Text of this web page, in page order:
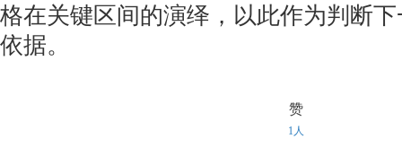
格在关键区间的演绎，以此作为判断
依据。
赞
1人